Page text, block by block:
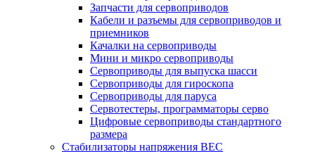
Запчасти для сервоприводов
Кабели и разъемы для сервоприводов и
приемников
Качалки на сервоприводы
Мини и микро сервоприводы
Сервоприводы для выпуска шасси
Сервоприводы для гироскопа
Сервоприводы для паруса
Сервотестеры, программаторы серво
Цифровые сервоприводы стандартного
размера
Стабилизаторы напряжения BEC